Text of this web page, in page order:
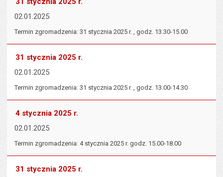
02.01.2025
Termin zgromadzenia: 31 stycznia 2025 r. , godz. 13.30-15.00
31 stycznia 2025 r.
02.01.2025
Termin zgromadzenia: 31 stycznia 2025 r. , godz. 13.00-14.30
4 stycznia 2025 r.
02.01.2025
Termin zgromadzenia: 4 stycznia 2025 r. godz. 15.00-18.00
31 stycznia 2025 r.